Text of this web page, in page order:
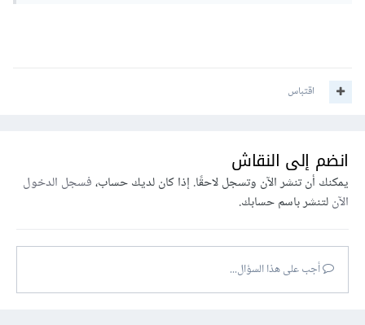
اقتباس
انضم إلى النقاش
يمكنك أن تنشر الآن وتسجل لاحقًا. إذا كان لديك حساب،فسجل الدخول
الآنلتنشر باسم حسابك.
أجب على هذا السؤال...